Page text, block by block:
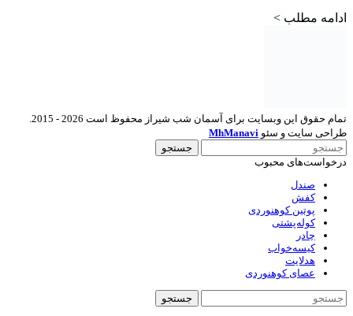
ادامه مطلب >
طراحی سایت و سئو MhManavi
جستجو
درخواست‌های محبوب
صندل
کفش
پوتین کوهنوردی
کوله‌پشتی
چادر
کیسه‌خواب
هدلایت
عصای کوهنوردی
جستجو